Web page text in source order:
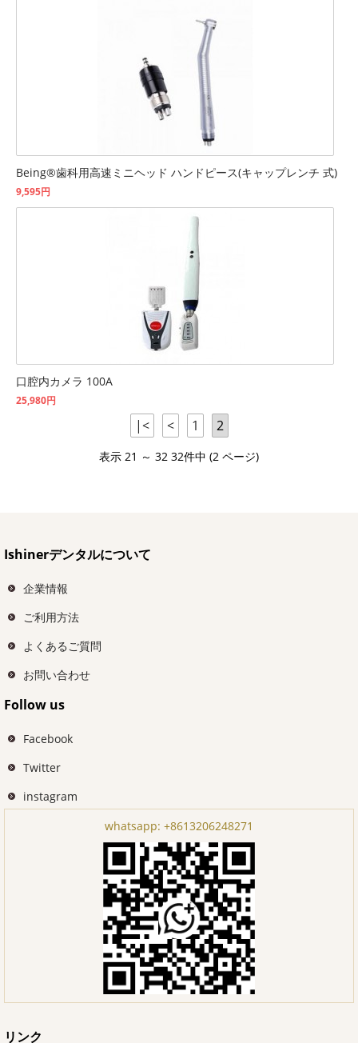
Being®歯科用高速ミニヘッド ハンドピース(キャップレンチ 式)
9,595円
口腔内カメラ 100A
25,980円
|< < 1 2
表示 21 ～ 32 32件中 (2 ページ)
Ishinerデンタルについて
企業情報
ご利用方法
よくあるご質問
お問い合わせ
Follow us
Facebook
Twitter
instagram
whatsapp: +8613206248271
リンク